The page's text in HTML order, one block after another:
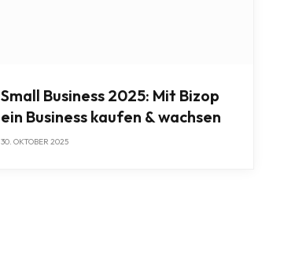
Small Business 2025: Mit Bizop
ein Business kaufen & wachsen
30. OKTOBER 2025